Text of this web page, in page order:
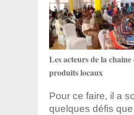
Les acteurs de la
produits locaux
Pour ce faire, il a
quelques défis